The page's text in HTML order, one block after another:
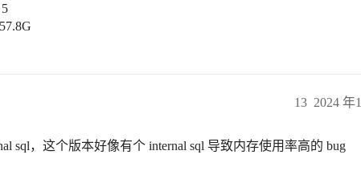
2024 年
13
sql，这个版本好像有个 internal sql 导致内存使用率高的 bug